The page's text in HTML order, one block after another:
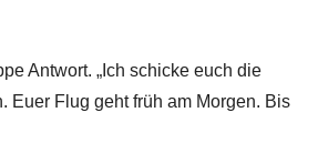
Antwort. „Ich schicke euch die
Euer Flug geht früh am Morgen. Bis